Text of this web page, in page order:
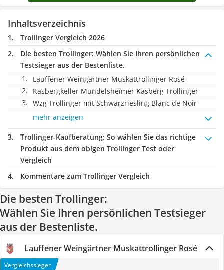
Inhaltsverzeichnis
Trollinger Vergleich 2026
Die besten Trollinger: Wählen Sie Ihren persönlichen
Testsieger aus der Bestenliste.
Lauffener Weingärtner Muskattrollinger Rosé
Käsbergkeller Mundelsheimer Käsberg Trollinger
Wzg Trollinger mit Schwarzriesling Blanc de Noir
mehr anzeigen
Trollinger-Kaufberatung: So wählen Sie das richtige
Produkt aus dem obigen Trollinger Test oder
Vergleich
Kommentare zum Trollinger Vergleich
Die besten Trollinger:
Wählen Sie Ihren persönlichen Testsieger
aus der Bestenliste.
Lauffener Weingärtner Muskattrollinger Rosé
Vergleichssieger